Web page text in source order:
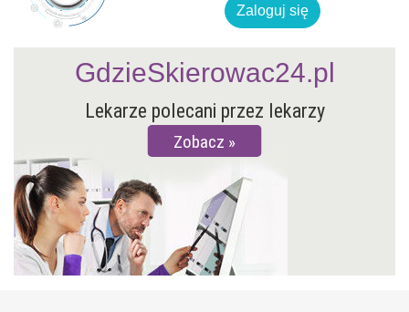
Zaloguj się
Lekarze polecani przez lekarzy
Zobacz
GdzieSkierowac24.pl